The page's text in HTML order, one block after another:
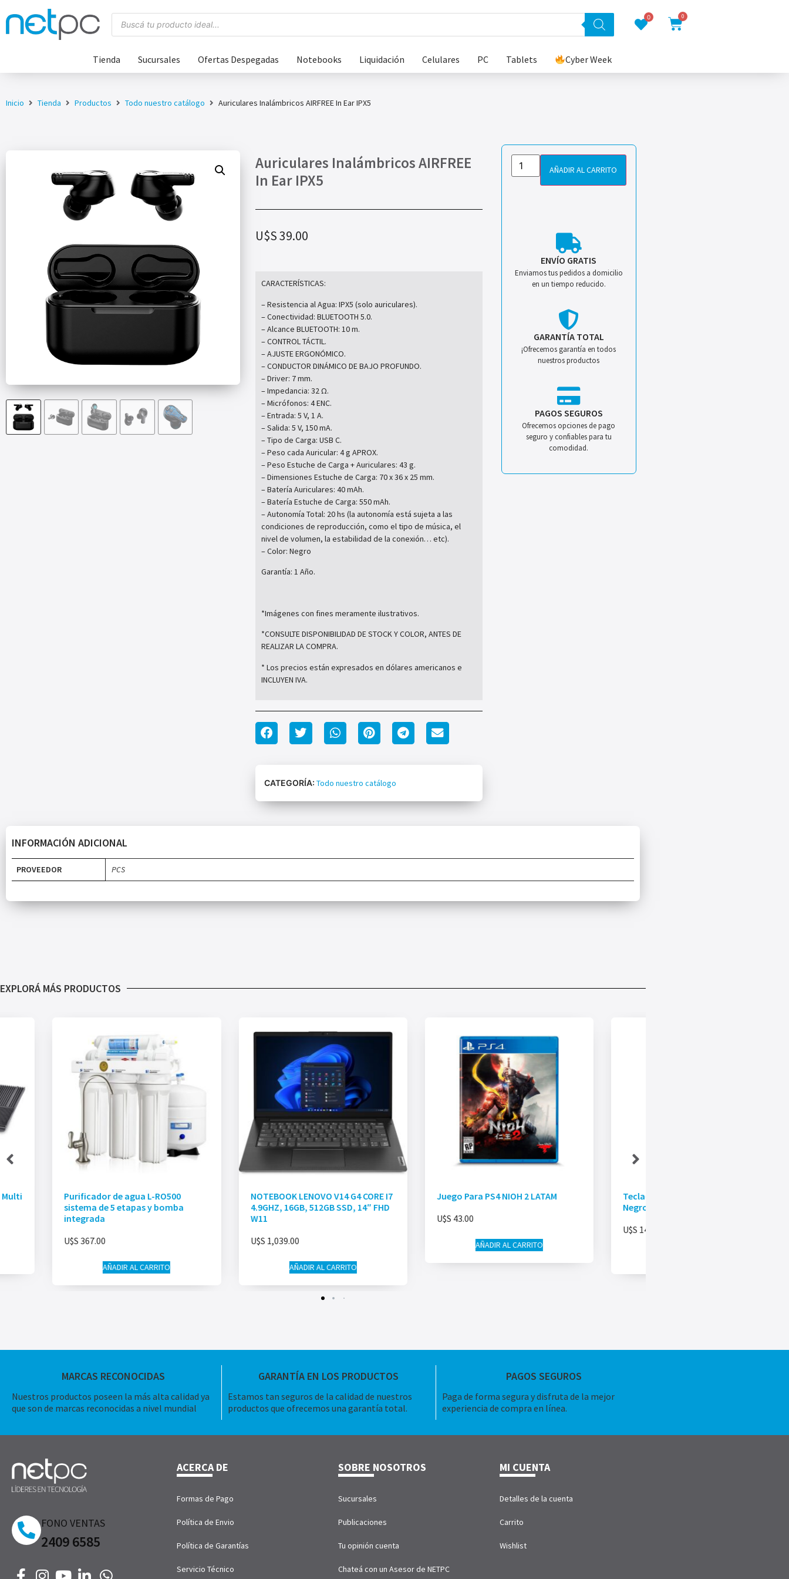
0 0
Tienda Sucursales Ofertas Despegadas Notebooks Liquidación Celulares PC Tablets Cyber Week
Inicio Tienda Productos Todo nuestro catálogo Auriculares Inalámbricos AIRFREE In Ear IPX5
Auriculares Inalámbricos AIRFREE
In Ear IPX5
U$S39.00
CARACTERÍSTICAS:
– Resistencia al Agua: IPX5 (solo auriculares).
– Conectividad: BLUETOOTH 5.0.
– Alcance BLUETOOTH: 10 m.
– CONTROL TÁCTIL.
– AJUSTE ERGONÓMICO.
– CONDUCTOR DINÁMICO DE BAJO PROFUNDO.
– Driver: 7 mm.
– Impedancia: 32 Ω.
– Micrófonos: 4 ENC.
– Entrada: 5 V, 1 A.
– Salida: 5 V, 150 mA.
– Tipo de Carga: USB C.
– Peso cada Auricular: 4 g APROX.
– Peso Estuche de Carga + Auriculares: 43 g.
– Dimensiones Estuche de Carga: 70 x 36 x 25 mm.
– Batería Auriculares: 40 mAh.
– Batería Estuche de Carga: 550 mAh.
– Autonomía Total: 20 hs (la autonomía está sujeta a las
condiciones de reproducción, como el tipo de música, el
nivel de volumen, la estabilidad de la conexión… etc).
– Color: Negro
Garantía: 1 Año.
*Imágenes con fines meramente ilustrativos.
*CONSULTE DISPONIBILIDAD DE STOCK Y COLOR, ANTES DE
REALIZAR LA COMPRA.
* Los precios están expresados en dólares americanos e
INCLUYEN IVA.
CATEGORÍA: Todo nuestro catálogo
AÑADIR AL CARRITO
ENVÍO GRATIS
Enviamos tus pedidos a domicilio
en un tiempo reducido.
GARANTÍA TOTAL
¡Ofrecemos garantía en todos
nuestros productos
PAGOS SEGUROS
Ofrecemos opciones de pago
seguro y confiables para tu
comodidad.
INFORMACIÓN ADICIONAL
PROVEEDOR PCS
EXPLORÁ MÁS PRODUCTOS
Multi
Purificador de agua L-RO500
sistema de 5 etapas y bomba
integrada
U$S 367.00
AÑADIR AL CARRITO
NOTEBOOK LENOVO V14 G4 CORE I7
4.9GHZ, 16GB, 512GB SSD, 14″ FHD
W11
U$S 1,039.00
AÑADIR AL CARRITO
Juego Para PS4 NIOH 2 LATAM
U$S 43.00
AÑADIR AL CARRITO
Teclado ONE HAND MEETION KB015
Negro
U$S 14.00
MARCAS RECONOCIDAS
Nuestros productos poseen la más alta calidad ya
que son de marcas reconocidas a nivel mundial
GARANTÍA EN LOS PRODUCTOS
Estamos tan seguros de la calidad de nuestros
productos que ofrecemos una garantía total.
PAGOS SEGUROS
Paga de forma segura y disfruta de la mejor
experiencia de compra en línea.
FONO VENTAS
2409 6585
ACERCA DE
Formas de Pago
Política de Envio
Política de Garantías
Servicio Técnico
SOBRE NOSOTROS
Sucursales
Publicaciones
Tu opinión cuenta
Chateá con un Asesor de NETPC
MI CUENTA
Detalles de la cuenta
Carrito
Wishlist